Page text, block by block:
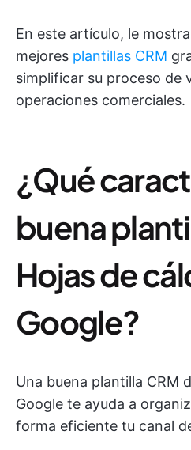
En este artículo, le
mejores plantillas CRM
simplificar su proceso de
operaciones comerciales.
¿Qué
buena
Hojas de
Google?
Una buena plantilla CRM
Google te ayuda a
forma eficiente tu canal